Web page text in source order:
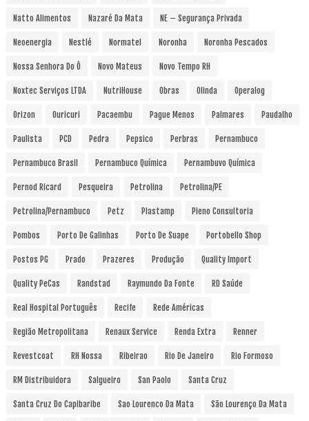
Natto Alimentos Nazaré Da Mata NE – Segurança Privada
Neoenergia Nestlé Normatel Noronha Noronha Pescados
Nossa Senhora Do Ô Novo Mateus Novo Tempo RH
Noxtec Serviços LTDA NutriHouse Obras Olinda Operalog
Orizon Ouricuri Pacaembu Pague Menos Palmares Paudalho
Paulista PCD Pedra Pepsico Perbras Pernambuco
Pernambuco Brasil Pernambuco Química Pernambuvo Química
Pernod Ricard Pesqueira Petrolina Petrolina/PE
Petrolina/Pernambuco Petz Plastamp Pleno Consultoria
Pombos Porto De Galinhas Porto De Suape Portobello Shop
Postos PG Prado Prazeres Produção Quality Import
Quality PeCas Randstad Raymundo Da Fonte RD Saúde
Real Hospital Português Recife Rede Américas
Região Metropolitana Renaux Service Renda Extra Renner
Revestcoat RH Nossa Ribeirao Rio De Janeiro Rio Formoso
RM Distribuidora Salgueiro San Paolo Santa Cruz
Santa Cruz Do Capibaribe Sao Lourenco Da Mata São Lourenço Da Mata